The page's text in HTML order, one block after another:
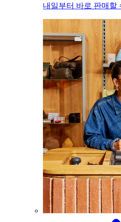
내일부터 바로 판매할